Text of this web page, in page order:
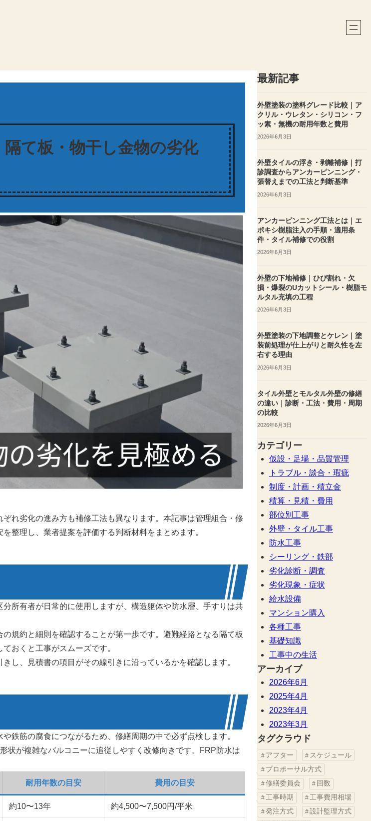
て板・物干し金物の劣化
れ劣化の進み方も補修工法も異なります。本記事は管理組合・修
整理し、業者提案を評価する判断材料をまとめます。
所有者が日常的に使用しますが、構造躯体や防水層、手すりは共
規約と細則を確認することが第一歩です。避難経路となる隔て板
おくと工事がスムーズです。
し、見積書の項目がその線引きに沿っているかを確認します。
鉄筋の腐食につながるため、修繕周期の中で必ず点検します。
状が複雑なバルコニーに追従しやすく改修向きです。FRP防水は
耐用年数の目安 費用の目安
約10〜13年 約4,500〜7,500円/平米
最新記事
外壁塗装の塗料グレード比較｜ア
クリル・ウレタン・シリコン・フ
ッ素・無機の耐用年数と費用
2026年6月3日
外壁タイルの浮き・剥離補修｜打
診調査からアンカーピンニング・
張替えまでの工法と判断基準
2026年6月3日
アンカーピンニング工法とは｜エ
ポキシ樹脂注入の手順・適用条
件・タイル補修での役割
2026年6月3日
外壁の下地補修｜ひび割れ・欠
損・爆裂のUカットシール・樹脂モ
ルタル充填の工程
2026年6月3日
外壁塗装の下地調整とケレン｜塗
装前処理が仕上がりと耐久性を左
右する理由
2026年6月3日
タイル外壁とモルタル外壁の修繕
の違い｜診断・工法・費用・周期
の比較
2026年6月3日
カテゴリー
仮設・足場・品質管理
トラブル・談合・瑕疵
制度・計画・積立金
積算・見積・費用
部位別工事
外壁・タイル工事
防水工事
シーリング・鉄部
劣化診断・調査
劣化現象・症状
給水設備
マンション購入
各種工事
基礎知識
工事中の生活
アーカイブ
2026年6月
2025年4月
2023年4月
2023年3月
タグクラウド
アフター
スケジュール
プロポーサル方式
修繕委員会
回数
工事時期
工事費用相場
発注方式
設計監理方式